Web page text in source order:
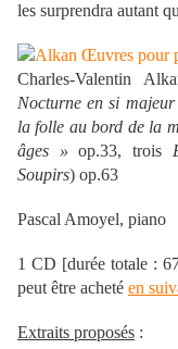
les surprendra autant
Charles-Valentin
Nocturne en si majeur
la folle au bord de la
âges » op.33, trois
Soupirs) op.63
Pascal Amoyel, piano
1 CD [durée totale :
peut être acheté en
Extraits proposés :